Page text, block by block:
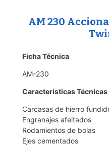
AM 230
Ficha Técnica
AM-230
Características Técnicas
Carcasas de hierro
Engranajes afeitados
Rodamientos de bolas
Ejes cementados